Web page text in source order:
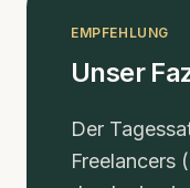
EMPFEHLUNG
Unser
Der